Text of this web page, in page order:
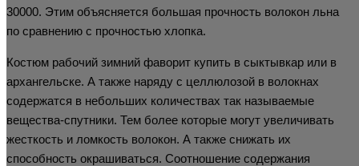
30000. Этим объясняется большая прочность волокон льна
по сравнению с прочностью хлопка.
Костюм рабочий зимний фаворит купить в сыктывкар или в
архангельске. А также наряду с целлюлозой в волокнах
содержатся в небольших количествах так называемые
вещества-спутники. Тем более которые могут увеличивать
жесткость и ломкость волокон. А также снижать их
способность окрашиваться. Соотношение содержания